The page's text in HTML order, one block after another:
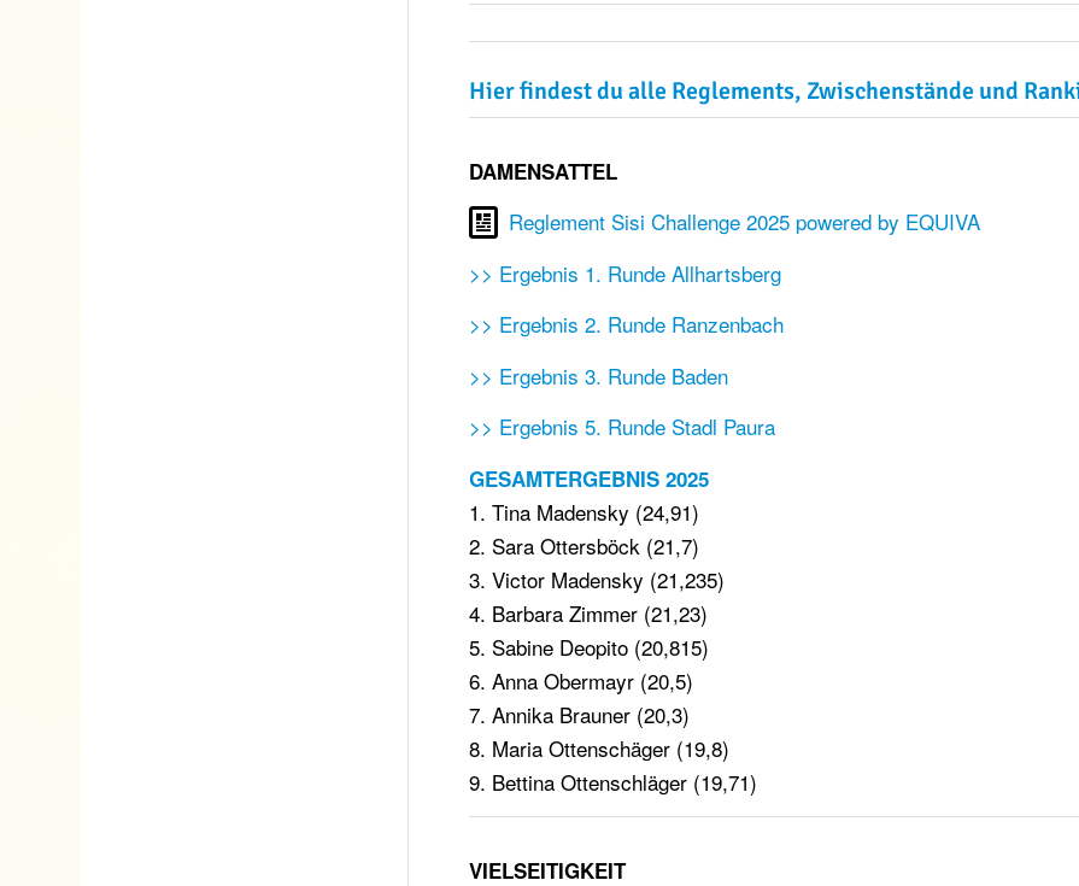
Hier findest du alle Reglements, Zwischenstände und
DAMENSATTEL
Reglement Sisi Challenge 2025 powered by EQUIVA
>> Ergebnis 1. Runde Allhartsberg
>> Ergebnis 2. Runde Ranzenbach
>> Ergebnis 3. Runde Baden
>> Ergebnis 5. Runde Stadl Paura
GESAMTERGEBNIS 2025
1. Tina Madensky (24,91)
2. Sara Ottersböck (21,7)
3. Victor Madensky (21,235)
4. Barbara Zimmer (21,23)
5. Sabine Deopito (20,815)
6. Anna Obermayr (20,5)
7. Annika Brauner (20,3)
8. Maria Ottenschäger (19,8)
9. Bettina Ottenschläger (19,71)
VIELSEITIGKEIT